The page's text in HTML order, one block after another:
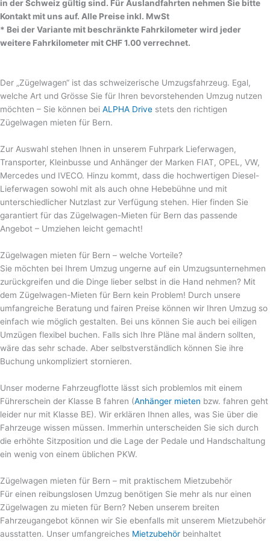
in der Schweiz gültig sind. Für Auslandfahrten nehmen Sie bitte
Kontakt mit uns auf. Alle Preise inkl. MwSt
* Bei der Variante mit beschränkte Fahrkilometer wird jeder
weitere Fahrkilometer mit CHF 1.00 verrechnet.
Der „Zügelwagen“ ist das schweizerische Umzugsfahrzeug. Egal,
welche Art und Grösse Sie für Ihren bevorstehenden Umzug nutzen
möchten – Sie können bei ALPHA Drive stets den richtigen
Zügelwagen mieten für Bern.
Zur Auswahl stehen Ihnen in unserem Fuhrpark Lieferwagen,
Transporter, Kleinbusse und Anhänger der Marken FIAT, OPEL, VW,
Mercedes und IVECO. Hinzu kommt, dass die hochwertigen Diesel-
Lieferwagen sowohl mit als auch ohne Hebebühne und mit
unterschiedlicher Nutzlast zur Verfügung stehen. Hier finden Sie
garantiert für das Zügelwagen-Mieten für Bern das passende
Angebot – Umziehen leicht gemacht!
Zügelwagen mieten für Bern – welche Vorteile?
Sie möchten bei Ihrem Umzug ungerne auf ein Umzugsunternehmen
zurückgreifen und die Dinge lieber selbst in die Hand nehmen? Mit
dem Zügelwagen-Mieten für Bern kein Problem! Durch unsere
umfangreiche Beratung und fairen Preise können wir Ihren Umzug so
einfach wie möglich gestalten. Bei uns können Sie auch bei eiligen
Umzügen flexibel buchen. Falls sich Ihre Pläne mal ändern sollten,
wäre das sehr schade. Aber selbstverständlich können Sie ihre
Buchung unkompliziert stornieren.
Unser moderne Fahrzeugflotte lässt sich problemlos mit einem
Führerschein der Klasse B fahren (Anhänger mieten bzw. fahren geht
leider nur mit Klasse BE). Wir erklären Ihnen alles, was Sie über die
Fahrzeuge wissen müssen. Immerhin unterscheiden Sie sich durch
die erhöhte Sitzposition und die Lage der Pedale und Handschaltung
ein wenig von einem üblichen PKW.
Zügelwagen mieten für Bern – mit praktischem Mietzubehör
Für einen reibungslosen Umzug benötigen Sie mehr als nur einen
Zügelwagen zu mieten für Bern? Neben unserem breiten
Fahrzeugangebot können wir Sie ebenfalls mit unserem Mietzubehör
ausstatten. Unser umfangreiches Mietzubehör beinhaltet